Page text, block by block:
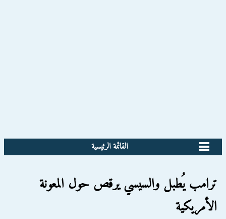
القائمة الرئيسية
ترامب يُطبل والسيسي يرقص حول المعونة
الأمريكية